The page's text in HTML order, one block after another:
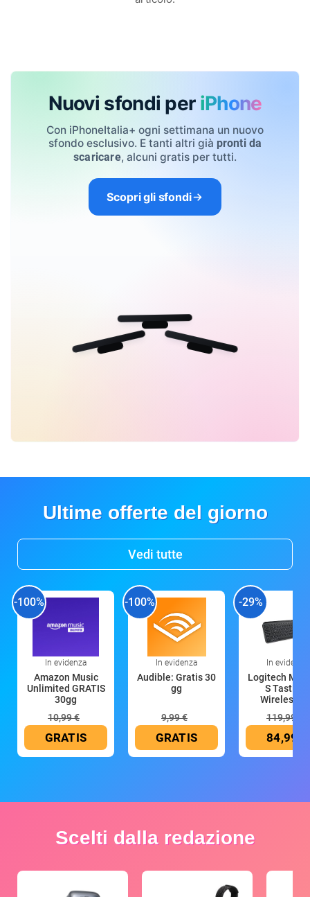
Nuovi sfondi per iPhone
Con iPhoneItalia+ ogni settimana un nuovo
sfondo esclusivo. E tanti altri già pronti da
scaricare, alcuni gratis per tutti.
Scopri gli sfondi
Ultime offerte del giorno
Vedi tutte
-100%
In evidenza
Amazon Music
Unlimited GRATIS
30gg
10,99 €
GRATIS
-100%
In evidenza
Audible: Gratis 30
gg
9,99 €
GRATIS
-29%
In evidenza
Logitech MX
S Tastiera
Wireless
119,99 €
84,99 €
Scelti dalla redazione